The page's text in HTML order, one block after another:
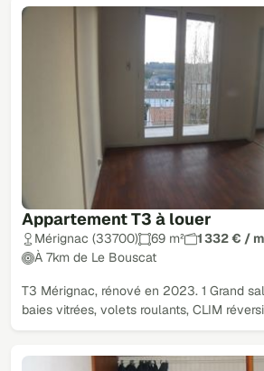
Appartement T3 à louer
Mérignac (33700) 69 m²
1 332 € /
À 7km de Le Bouscat
T3 Mérignac, rénové en 2023. 1 Grand
baies vitrées, volets roulants, CLIM